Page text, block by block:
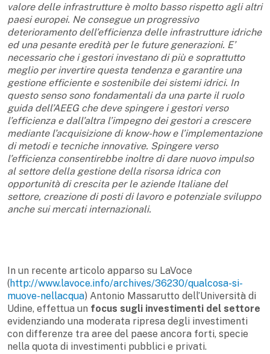
valore delle infrastrutture è molto basso rispetto agli altri
paesi europei. Ne consegue un progressivo
deterioramento dell’efficienza delle infrastrutture idriche
ed una pesante eredità per le future generazioni. E’
necessario che i gestori investano di più e soprattutto
meglio per invertire questa tendenza e garantire una
gestione efficiente e sostenibile dei sistemi idrici. In
questo senso sono fondamentali da una parte il ruolo
guida dell’AEEG che deve spingere i gestori verso
l’efficienza e dall’altra l’impegno dei gestori a crescere
mediante l’acquisizione di know-how e l’implementazione
di metodi e tecniche innovative. Spingere verso
l’efficienza consentirebbe inoltre di dare nuovo impulso
al settore della gestione della risorsa idrica con
opportunità di crescita per le aziende Italiane del
settore, creazione di posti di lavoro e potenziale sviluppo
anche sui mercati internazionali.
In un recente articolo apparso su LaVoce
(http://www.lavoce.info/archives/36230/qualcosa-si-
muove-nellacqua) Antonio Massarutto dell’Università di
Udine, effettua un focus sugli investimenti del settore
evidenziando una moderata ripresa degli investimenti
con differenze tra aree del paese ancora forti, specie
nella quota di investimenti pubblici e privati.